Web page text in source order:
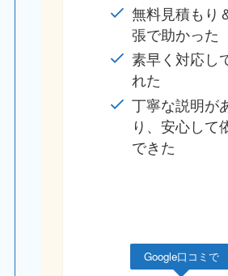
無料見積もり
張で助かった
素早く対応し
れた
丁寧な説明が
り、安心して
できた
Google口コミで